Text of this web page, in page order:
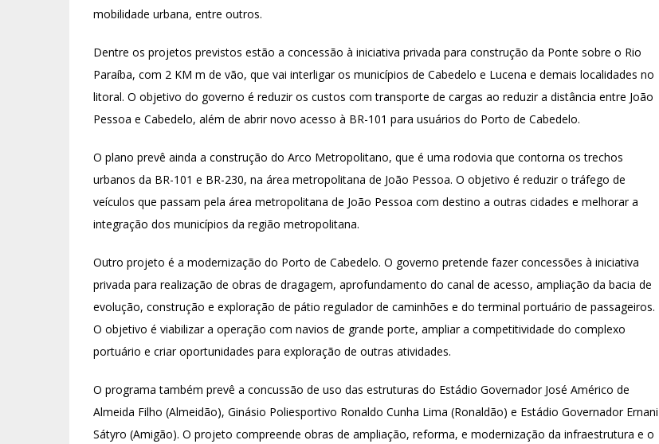
mobilidade urbana, entre outros.
Dentre os projetos previstos estão a concessão à iniciativa privada para construção da Ponte sobre o Rio
Paraíba, com 2 KM m de vão, que vai interligar os municípios de Cabedelo e Lucena e demais localidades no
litoral. O objetivo do governo é reduzir os custos com transporte de cargas ao reduzir a distância entre João
Pessoa e Cabedelo, além de abrir novo acesso à BR-101 para usuários do Porto de Cabedelo.
O plano prevê ainda a construção do Arco Metropolitano, que é uma rodovia que contorna os trechos
urbanos da BR-101 e BR-230, na área metropolitana de João Pessoa. O objetivo é reduzir o tráfego de
veículos que passam pela área metropolitana de João Pessoa com destino a outras cidades e melhorar a
integração dos municípios da região metropolitana.
Outro projeto é a modernização do Porto de Cabedelo. O governo pretende fazer concessões à iniciativa
privada para realização de obras de dragagem, aprofundamento do canal de acesso, ampliação da bacia de
evolução, construção e exploração de pátio regulador de caminhões e do terminal portuário de passageiros.
O objetivo é viabilizar a operação com navios de grande porte, ampliar a competitividade do complexo
portuário e criar oportunidades para exploração de outras atividades.
O programa também prevê a concussão de uso das estruturas do Estádio Governador José Américo de
Almeida Filho (Almeidão), Ginásio Poliesportivo Ronaldo Cunha Lima (Ronaldão) e Estádio Governador Ernani
Sátyro (Amigão). O projeto compreende obras de ampliação, reforma, e modernização da infraestrutura e o